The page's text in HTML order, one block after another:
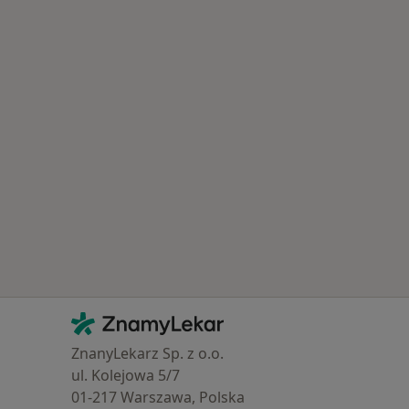
Kontakt
ZnamyLekar - Hlavní stránka
ZnanyLekarz Sp. z o.o.
ul. Kolejowa 5/7
01-217 Warszawa, Polska